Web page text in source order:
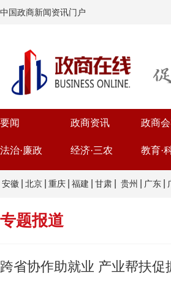
中国政商新闻资讯门户
要闻 政商资讯 政商
法治·廉政 经济·三农 教育·
安徽 北京 重庆 福建 甘肃 贵州 广东
专题报道
跨省协作助就业 产业帮扶促